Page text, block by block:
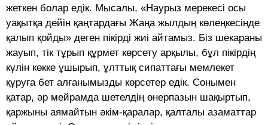
жеткен болар едік. Мысалы, «Нау­рыз ме­рекесі осы
уақытқа дейін қаң­тар­дағы Жаңа жылдың көлеңкесінде
қалып қой­ды» деген пікірді жиі айтамыз. Біз шекараны
жа­уып, тік тұрып құрмет көрсету арқылы, бұл пікірдің
күлін көкке ұшы­рып, ұлт­тық сипаттағы мемлекет
құруға бет ал­ға­ны­мызды көрсетер едік. Сонымен
қатар, әр мей­рамда шетелдің өнерпазын шақыртып,
қар­жыны аямайтын әкім-қаралар, қал­талы аза­маттар